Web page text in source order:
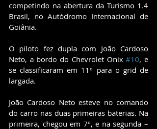
competindo na abertura da Turismo 1.4
Brasil, no Autódromo Internacional de
Goiânia.
O piloto fez dupla com João Cardoso
Neto, a bordo do Chevrolet Onix #10, e
se classificaram em 11º para o grid de
largada.
João Cardoso Neto esteve no comando
do carro nas duas primeiras baterias. Na
primeira, chegou em 7º, e na segunda –